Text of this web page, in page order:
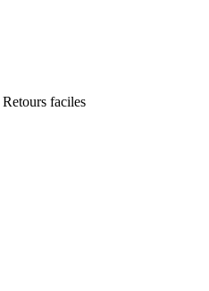
Retours faciles